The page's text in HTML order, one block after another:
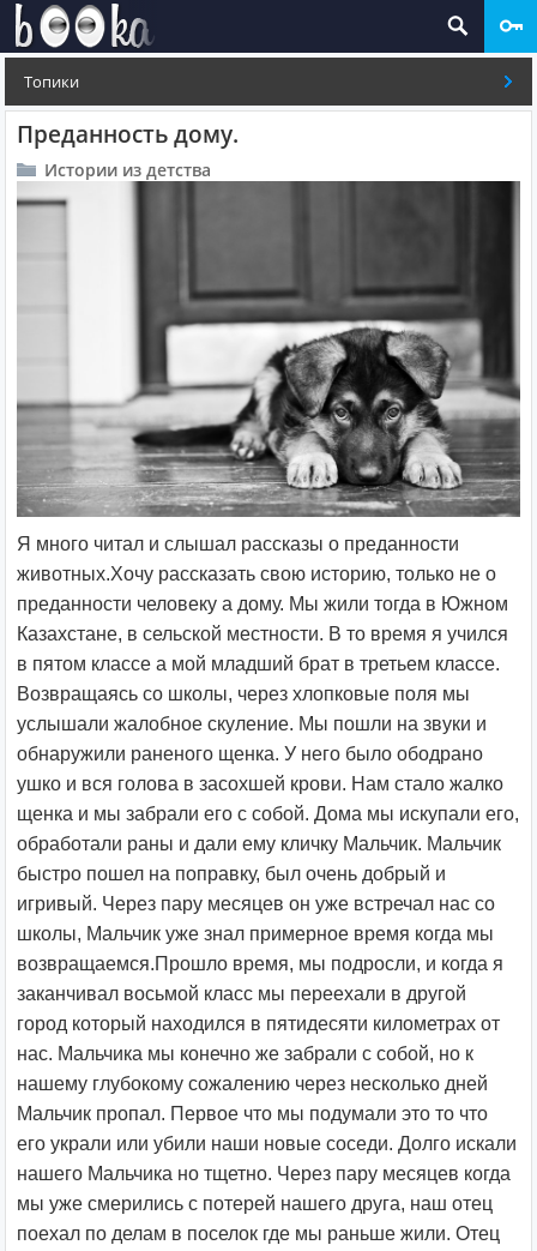
Топики
Преданность дому.
Истории из детства
Я много читал и слышал рассказы о преданности
животных.Хочу рассказать свою историю, только не о
преданности человеку а дому. Мы жили тогда в Южном
Казахстане, в сельской местности. В то время я учился
в пятом классе а мой младший брат в третьем классе.
Возвращаясь со школы, через хлопковые поля мы
услышали жалобное скуление. Мы пошли на звуки и
обнаружили раненого щенка. У него было ободрано
ушко и вся голова в засохшей крови. Нам стало жалко
щенка и мы забрали его с собой. Дома мы искупали его,
обработали раны и дали ему кличку Мальчик. Мальчик
быстро пошел на поправку, был очень добрый и
игривый. Через пару месяцев он уже встречал нас со
школы, Мальчик уже знал примерное время когда мы
возвращаемся.Прошло время, мы подросли, и когда я
заканчивал восьмой класс мы переехали в другой
город который находился в пятидесяти километрах от
нас. Мальчика мы конечно же забрали с собой, но к
нашему глубокому сожалению через несколько дней
Мальчик пропал. Первое что мы подумали это то что
его украли или убили наши новые соседи. Долго искали
нашего Мальчика но тщетно. Через пару месяцев когда
мы уже смерились с потерей нашего друга, наш отец
поехал по делам в поселок где мы раньше жили. Отец